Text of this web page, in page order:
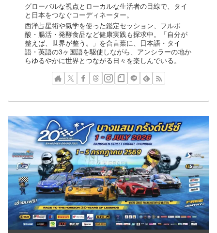
グローバルな視点とローカルな生活者の目線で、タイ
と日本をつなぐコーディネーター。
西洋占星術や氣学を使った鑑定セッション、フルボ
酸・腸活・発酵食品など健康実践も探求中。「自分が
整えば、世界が整う。」を合言葉に、日本語・タイ
語・英語の3ヶ国語を駆使しながら、アンシラーの地か
らゆるやかに世界とつながる日々を楽しんでいる。